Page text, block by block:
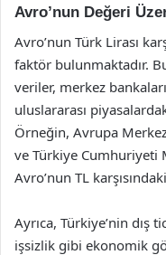
Avro’nun Değeri
Avro’nun Türk Lirası
faktör bulunmaktadır.
veriler, merkez
uluslararası
Örneğin, Avrupa
ve Türkiye Cumhuriyeti
Avro’nun TL
Ayrıca, Türkiye’nin dış
işsizlik gibi ekonomik